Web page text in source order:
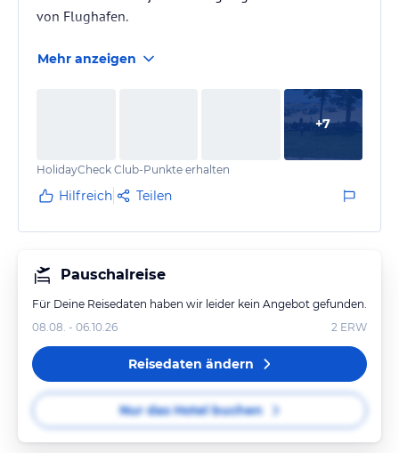
von Flughafen.
Mehr anzeigen
+7
HolidayCheck Club-Punkte erhalten
Hilfreich Teilen
Pauschalreise
Für Deine Reisedaten haben wir leider kein Angebot gefunden.
08.08. - 06.10.26
2 ERW
Reisedaten ändern
Nur das Hotel buchen